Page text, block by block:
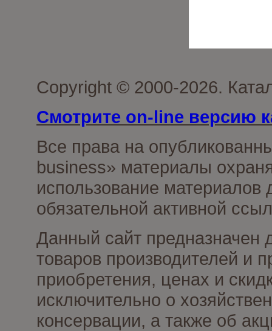
Copyright © 2000-2026.
Смотрите on-line версию
Все права на
business» материалы
использование материалов
обязательной активной
Данный сайт предназначен
товаров производителей и
приобретения, ценах и
исключительно о
консервации, а также об